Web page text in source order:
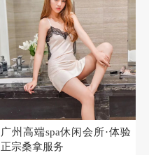
广州高端spa休闲会所·体验
正宗桑拿服务